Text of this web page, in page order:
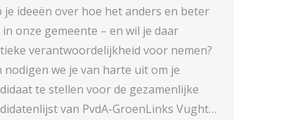
je ideeën over hoe het anders en beter
in onze gemeente – en wil je daar
verantwoordelijkheid voor nemen?
nodigen we je van harte uit om je
te stellen voor de gezamenlijke
van PvdA-GroenLinks Vught…